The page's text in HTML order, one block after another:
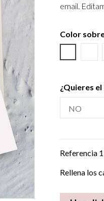
email.
Color
¿Quieres
Referencia
Rellena los